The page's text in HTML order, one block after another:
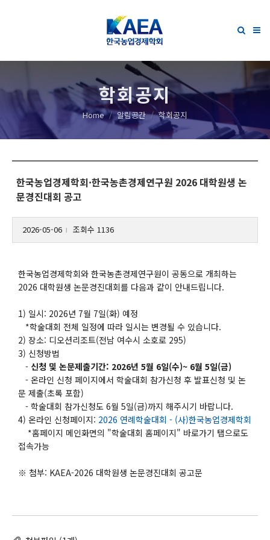
학회공지
Home 알림공간 학회공지
한국농업경제학회·한국농촌경제연구원 2026 대학원생 논
문경진대회 공고
2026-05-06 l 조회수 1136
한국농업경제학회와 한국농촌경제연구원이 공동으로 개최하는
2026 대학원생 논문경진대회를 다음과 같이 안내드립니다.
1) 일시: 2026년 7월 7일(화) 예정
*학술대회 전체 일정에 따라 일시는 변경될 수 있습니다.
2) 장소: 디오션리조트(전남 여수시 소호로 295)
3) 신청방법
- 신청 및 논문제출기간: 2026년 5월 6일(수)~ 6월 5일(금)
- 온라인 신청 페이지에서 학술대회 참가신청 후 발표신청 및 논
문 제출(초록 포함)
- 학술대회 참가신청도 6월 5일(금)까지 해주시기 바랍니다.
4) 온라인 신청페이지: 2026 연례학술대회 - (사)한국농업경제학회
*홈페이지 메인화면의 "학술대회 홈페이지" 바로가기 탭으로도
접속가능
※ 첨부: KAEA-2026 대학원생 논문경진대회 공고문